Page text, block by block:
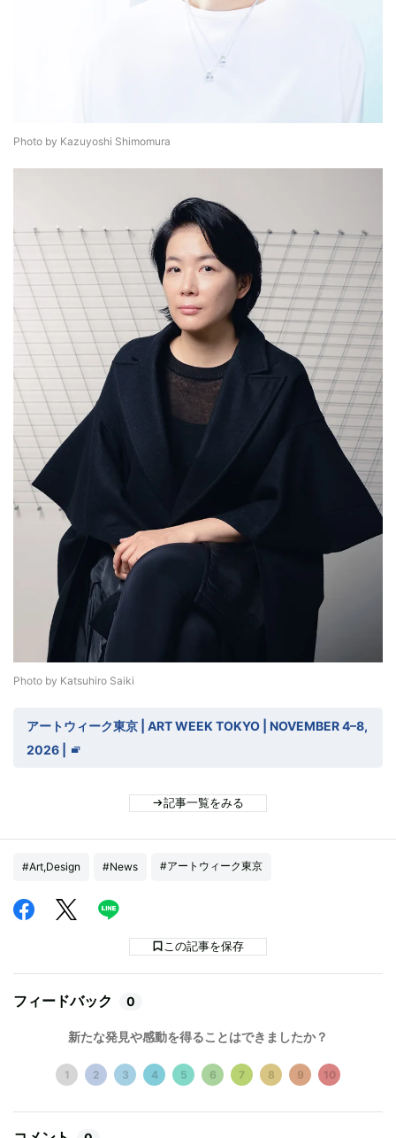
Photo by Kazuyoshi Shimomura
Photo by Katsuhiro Saiki
アートウィーク東京 | ART WEEK TOKYO | NOVEMBER 4–8,
2026 |
記事一覧をみる
#Art,Design #News #アートウィーク東京
この記事を保存
フィードバック 0
新たな発見や感動を得ることはできましたか？
1 2 3 4 5 6 7 8 9 10